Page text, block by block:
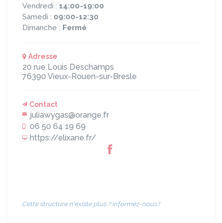
Vendredi : 14:00-19:00
Samedi : 09:00-12:30
Dimanche : Fermé
Adresse
20 rue Louis Deschamps
76390 Vieux-Rouen-sur-Bresle
Contact
juliawygas@orange.fr
06 50 64 19 69
https://elixane.fr/
Cette structure n'existe plus ? informez-nous !